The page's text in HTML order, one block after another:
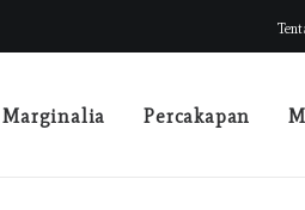
Marginalia Percakapan